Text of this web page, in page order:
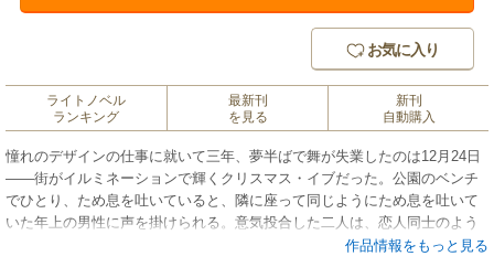
お気に入り
ライトノベル
ランキング
最新刊
を見る
新刊
自動購入
憧れのデザインの仕事に就いて三年、夢半ばで舞が失業したのは12月24日
――街がイルミネーションで輝くクリスマス・イブだった。公園のベンチ
でひとり、ため息を吐いていると、隣に座って同じようにため息を吐いて
いた年上の男性に声を掛けられる。意気投合した二人は、恋人同士のよう
な甘いひと時を過ごし…。一夜限りの恋と割り切っていた舞だったが、そ
作品情報をもっと見る